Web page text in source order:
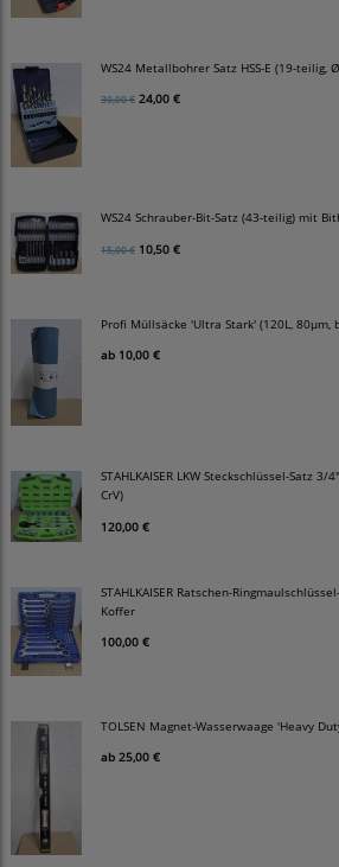
WS24 Metallbohrer Satz HSS-E (19-
30,00 € 24,00 €
WS24 Schrauber-Bit-Satz (43-teilig) mit
15,00 € 10,50 €
Profi Müllsäcke 'Ultra Stark' (120L, 80µm,
ab 10,00 €
STAHLKAISER LKW Steckschlüssel-Satz
CrV)
120,00 €
STAHLKAISER Ratschen-
Koffer
100,00 €
TOLSEN Magnet-Wasserwaage 'Heavy
ab 25,00 €